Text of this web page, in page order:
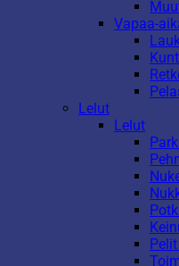
Vapaa-
Lelut
Lelut